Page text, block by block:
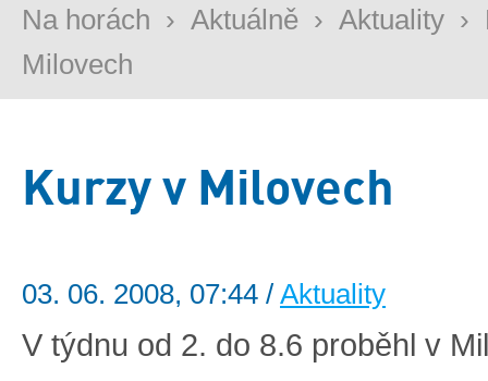
Na horách › Aktuálně › Aktuality ›
Milovech
Kurzy v Milovech
03. 06. 2008, 07:44 / Aktuality
V týdnu od 2. do 8.6 proběhl v